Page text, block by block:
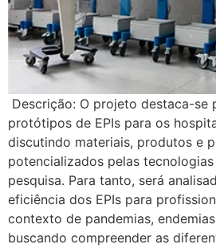
Descrição: O projeto destaca-se
protótipos de EPIs para os
discutindo materiais, produtos e
potencializados pelas
pesquisa. Para tanto, será
eficiência dos EPIs para
contexto de pandemias,
buscando compreender as